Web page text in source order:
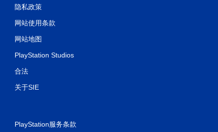
隐私政策
网站使用条款
网站地图
PlayStation Studios
合法
关于SIE
PlayStation服务条款